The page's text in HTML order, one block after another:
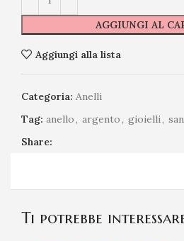
AGGIUNGI AL
Aggiungi alla lista
Categoria: Anelli
Tag: anello, argento, gioielli,
Share:
Ti potrebbe